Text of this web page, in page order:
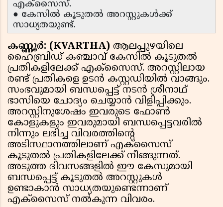
എക്സൈസ്.
● കേസിൽ കൂടുതൽ അറസ്റ്റുകൾക്ക്
സാധ്യതയുണ്ട്.
കണ്ണൂർ: (KVARTHA) ആലപ്പുഴയിലെ
ഹൈബ്രിഡ് കഞ്ചാവ് കേസിൽ കൂടുതൽ
പ്രതികളിലേക്ക് എക്സൈസ്. അറസ്റ്റിലായ
രണ്ട് പ്രതികളെ ഉടൻ കസ്റ്റഡിയിൽ വാങ്ങും.
സംഭവുമായി ബന്ധപ്പെട്ട് നടൻ ശ്രീനാഥ്
ഭാസിയെ ചോദ്യം ചെയ്യാൻ വിളിപ്പിക്കും.
അറസ്റ്റിനുശേഷം ഇവരുടെ ഫോൺ
കോളുകളും ഇവരുമായി ബന്ധപ്പെട്ടവരിൽ
നിന്നും ലഭിച്ച വിവരത്തിന്റെ
അടിസ്ഥാനത്തിലാണ് എക്സൈസ്
കൂടുതൽ പ്രതികളിലേക്ക് നീങ്ങുന്നത്.
അടുത്ത ദിവസങ്ങളിൽ ഈ കേസുമായി
ബന്ധപ്പെട്ട് കൂടുതൽ അറസ്റ്റുകൾ
ഉണ്ടാകാൻ സാധ്യതയുണ്ടെന്നാണ്
എക്സൈസ് നൽകുന്ന വിവരം.